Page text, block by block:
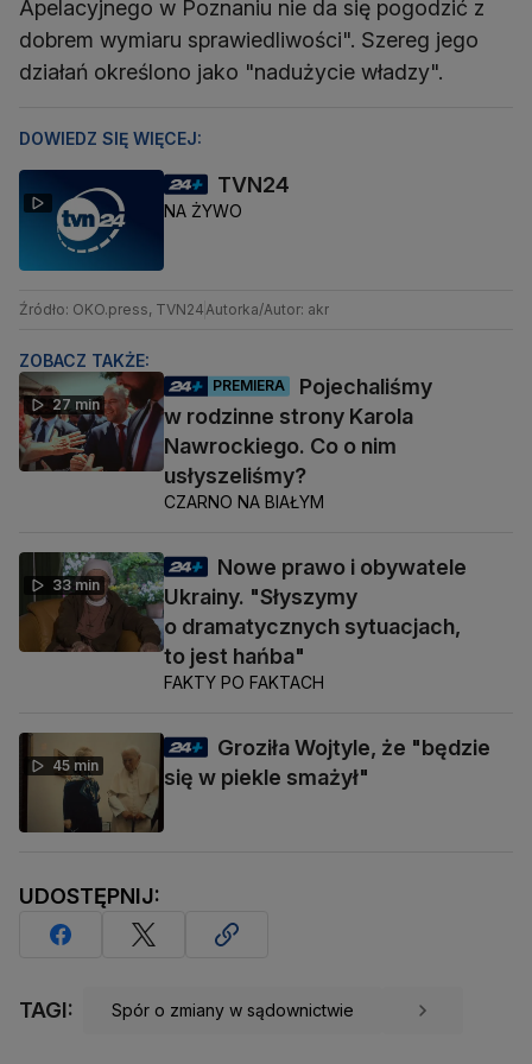
Apelacyjnego w Poznaniu nie da się pogodzić z
dobrem wymiaru sprawiedliwości". Szereg jego
działań określono jako "nadużycie władzy".
DOWIEDZ SIĘ WIĘCEJ:
TVN24
NA ŻYWO
Źródło: OKO.press, TVN24 Autorka/Autor: akr
ZOBACZ TAKŻE:
27 min
PREMIERA
Pojechaliśmy
w rodzinne strony Karola
Nawrockiego. Co o nim
usłyszeliśmy?
CZARNO NA BIAŁYM
33 min
Nowe prawo i obywatele
Ukrainy. "Słyszymy
o dramatycznych sytuacjach,
to jest hańba"
FAKTY PO FAKTACH
45 min
Groziła Wojtyle, że "będzie
się w piekle smażył"
UDOSTĘPNIJ:
TAGI: Spór o zmiany w sądownictwie